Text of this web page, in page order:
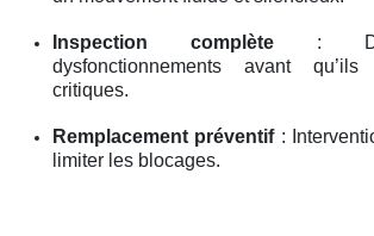
Inspection complète :
dysfonctionnements avant
critiques.
Remplacement préventif:
limiter les blocages.